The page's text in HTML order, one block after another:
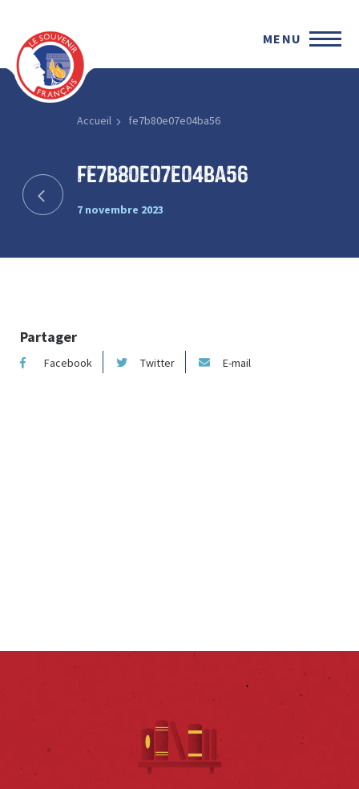
MENU
Accueil fe7b80e07e04ba56
fe7b80e07e04ba56
7 novembre 2023
Partager
Facebook Twitter E-mail